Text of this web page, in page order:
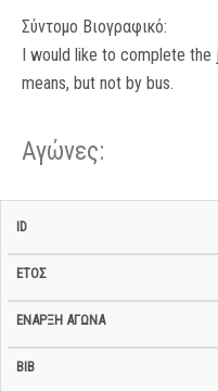
Σύντομο Βιογραφικό:
I would like to complete the
means, but not by bus.
Αγώνες:
Αγώνα